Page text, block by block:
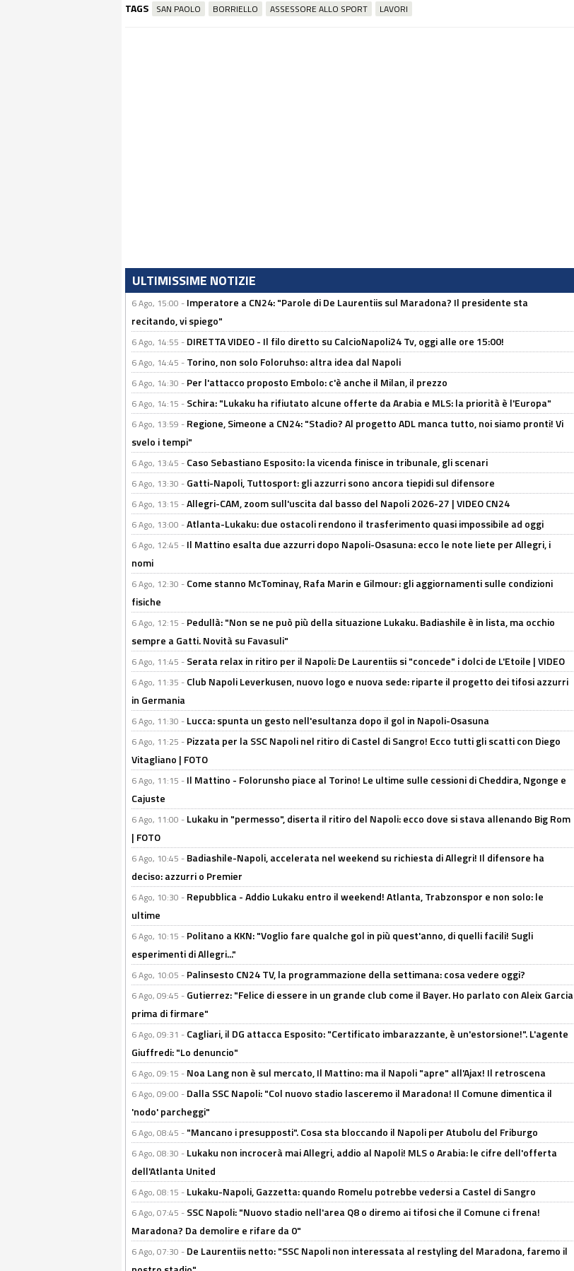
TAGS SAN PAOLO BORRIELLO ASSESSORE ALLO SPORT LAVORI
ULTIMISSIME NOTIZIE
6 Ago, 15:00 - Imperatore a CN24: "Parole di De Laurentiis sul Maradona? Il presidente sta
recitando, vi spiego"
6 Ago, 14:55 - DIRETTA VIDEO - Il filo diretto su CalcioNapoli24 Tv, oggi alle ore 15:00!
6 Ago, 14:45 - Torino, non solo Foloruhso: altra idea dal Napoli
6 Ago, 14:30 - Per l'attacco proposto Embolo: c'è anche il Milan, il prezzo
6 Ago, 14:15 - Schira: "Lukaku ha rifiutato alcune offerte da Arabia e MLS: la priorità è l'Europa"
6 Ago, 13:59 - Regione, Simeone a CN24: "Stadio? Al progetto ADL manca tutto, noi siamo pronti! Vi
svelo i tempi"
6 Ago, 13:45 - Caso Sebastiano Esposito: la vicenda finisce in tribunale, gli scenari
6 Ago, 13:30 - Gatti-Napoli, Tuttosport: gli azzurri sono ancora tiepidi sul difensore
6 Ago, 13:15 -Allegri-CAM, zoom sull'uscita dal basso del Napoli 2026-27 | VIDEO CN24
6 Ago, 13:00 -Atlanta-Lukaku: due ostacoli rendono il trasferimento quasi impossibile ad oggi
6 Ago, 12:45 - Il Mattino esalta due azzurri dopo Napoli-Osasuna: ecco le note liete per Allegri, i
nomi
6 Ago, 12:30 - Come stanno McTominay, Rafa Marin e Gilmour: gli aggiornamenti sulle condizioni
fisiche
6 Ago, 12:15 - Pedullà: "Non se ne può più della situazione Lukaku. Badiashile è in lista, ma occhio
sempre a Gatti. Novità su Favasuli"
6 Ago, 11:45 - Serata relax in ritiro per il Napoli: De Laurentiis si "concede" i dolci de L'Etoile | VIDEO
6 Ago, 11:35 - Club Napoli Leverkusen, nuovo logo e nuova sede: riparte il progetto dei tifosi azzurri
in Germania
6 Ago, 11:30 - Lucca: spunta un gesto nell'esultanza dopo il gol in Napoli-Osasuna
6 Ago, 11:25 - Pizzata per la SSC Napoli nel ritiro di Castel di Sangro! Ecco tutti gli scatti con Diego
Vitagliano | FOTO
6 Ago, 11:15 - Il Mattino - Folorunsho piace al Torino! Le ultime sulle cessioni di Cheddira, Ngonge e
Cajuste
6 Ago, 11:00 - Lukaku in "permesso", diserta il ritiro del Napoli: ecco dove si stava allenando Big Rom
| FOTO
6 Ago, 10:45 - Badiashile-Napoli, accelerata nel weekend su richiesta di Allegri! Il difensore ha
deciso: azzurri o Premier
6 Ago, 10:30 - Repubblica - Addio Lukaku entro il weekend! Atlanta, Trabzonspor e non solo: le
ultime
6 Ago, 10:15 - Politano a KKN: "Voglio fare qualche gol in più quest'anno, di quelli facili! Sugli
esperimenti di Allegri..."
6 Ago, 10:05 - Palinsesto CN24 TV, la programmazione della settimana: cosa vedere oggi?
6 Ago, 09:45 - Gutierrez: "Felice di essere in un grande club come il Bayer. Ho parlato con Aleix Garcia
prima di firmare"
6 Ago, 09:31 - Cagliari, il DG attacca Esposito: "Certificato imbarazzante, è un'estorsione!". L'agente
Giuffredi: "Lo denuncio"
6 Ago, 09:15 - Noa Lang non è sul mercato, Il Mattino: ma il Napoli "apre" all'Ajax! Il retroscena
6 Ago, 09:00 - Dalla SSC Napoli: "Col nuovo stadio lasceremo il Maradona! Il Comune dimentica il
'nodo' parcheggi"
6 Ago, 08:45 - "Mancano i presupposti". Cosa sta bloccando il Napoli per Atubolu del Friburgo
6 Ago, 08:30 - Lukaku non incrocerà mai Allegri, addio al Napoli! MLS o Arabia: le cifre dell'offerta
dell'Atlanta United
6 Ago, 08:15 - Lukaku-Napoli, Gazzetta: quando Romelu potrebbe vedersi a Castel di Sangro
6 Ago, 07:45 - SSC Napoli: "Nuovo stadio nell'area Q8 o diremo ai tifosi che il Comune ci frena!
Maradona? Da demolire e rifare da 0"
6 Ago, 07:30 - De Laurentiis netto: "SSC Napoli non interessata al restyling del Maradona, faremo il